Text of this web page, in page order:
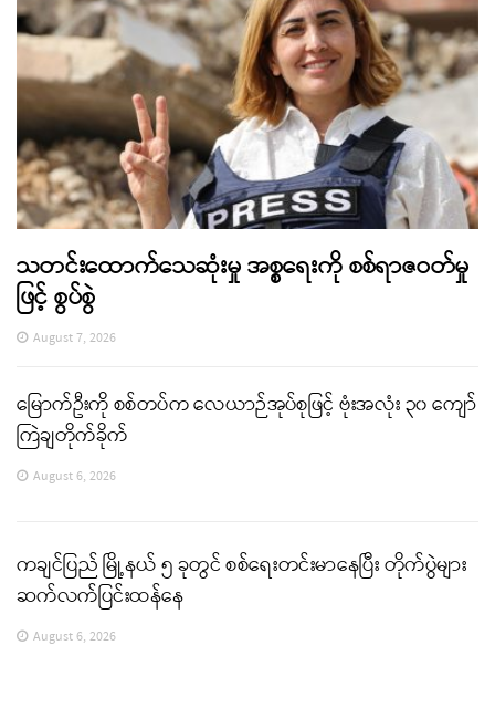
သတင်းထောက်သေဆုံးမှု အစ္စရေးကို စစ်ရာဇဝတ်မှု
ဖြင့် စွပ်စွဲ
August 7, 2026
မြောက်ဦးကို စစ်တပ်က လေယာဉ်အုပ်စုဖြင့် ဗုံးအလုံး ၃၀ ကျော်
ကြဲချတိုက်ခိုက်
August 6, 2026
ကချင်ပြည် မြို့နယ် ၅ ခုတွင် စစ်ရေးတင်းမာနေပြီး တိုက်ပွဲများ
ဆက်လက်ပြင်းထန်နေ
August 6, 2026